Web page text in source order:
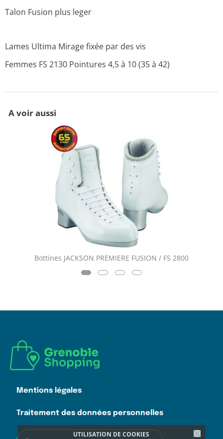
UTILISATION DE COOKIES
Talon Fusion plus leger
Lames Ultima Mirage fixée par des vis
Femmes FS 2130 Pointures 4,5 à 10 (35 à 42)
A voir aussi
Bottines JACKSON PREMIERE FUSION / FS 2800
Mentions légales
Traitement des données personnelles